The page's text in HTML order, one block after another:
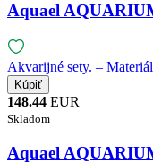
Aquael
Akvarijné sety. –
148.44 EUR
Skladom
Aquael